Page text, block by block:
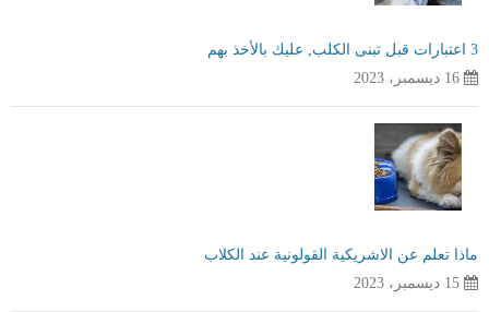
3 اعتبارات قبل تبنى الكلب, عليك بالأخذ بهم
16 ديسمبر، 2023
ماذا تعلم عن الاشريكية القولونية عند الكلاب
15 ديسمبر، 2023